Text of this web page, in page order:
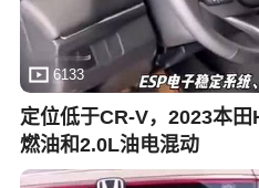
6133
定位低于CR-V，2023本
燃油和2.0L油电混动